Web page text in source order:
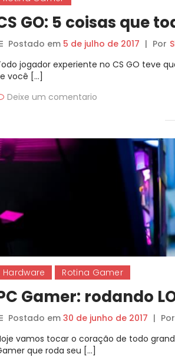
GO: 5 coisas que
Postado em 5 de julho de 2017 | Por
jogador experiente no CS GO teve
você […]
Deixe um comentario
Hardware Rotina Gamer
Gamer: rodando
Postado em 30 de junho de 2017 | Por
vamos tocar o coração de todo
que roda seu […]